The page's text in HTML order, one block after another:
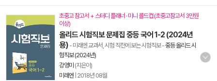
초중고 참고서 + 스터디 플래너 · 미니 콜드컵 (초중고참고서 3만원
이상)
올리드 시험직보 문제집 중등 국어 1-2 (2024년
용) - 미래엔 교과서, 시험 직전에 보는 시험직보-중등 올리드 시
험직보 (2024년)
강영미 (지은이)
미래엔 2018년 08월